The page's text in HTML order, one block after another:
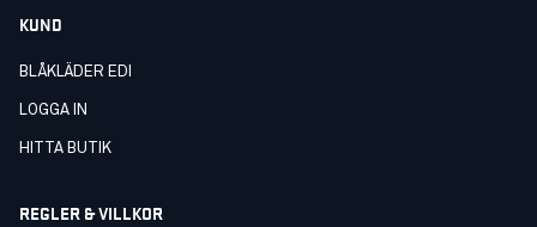
KUND
BLÅKLÄDER EDI
LOGGA IN
HITTA BUTIK
REGLER & VILLKOR